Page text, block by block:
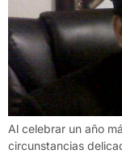
Al celebrar un año
circunstancias